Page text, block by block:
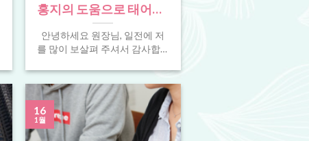
홍지의 도움으로 태어난
아이가 영화배우가 되려
나 봐요!
안녕하세요 원장님, 일전에 저
를 많이 보살펴 주셔서 감사합
리닉에서 난자공여 시술을 [...]
16
1월